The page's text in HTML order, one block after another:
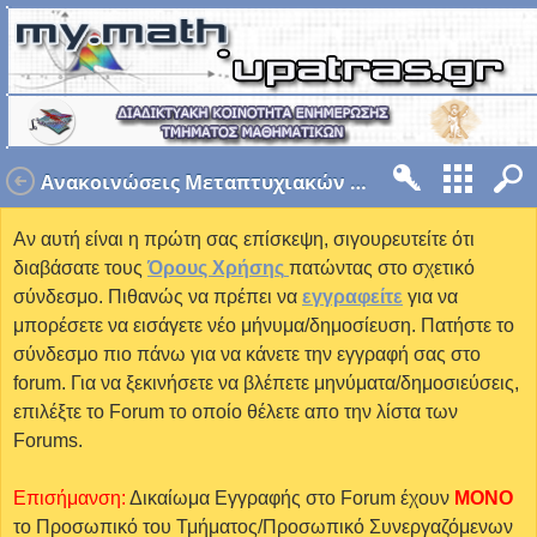
Ανακοινώσεις Μεταπτυχιακών Θεμάτων - ΘΕΜΑ
Αν αυτή είναι η πρώτη σας επίσκεψη, σιγουρευτείτε ότι
διαβάσατε τους Όρους Χρήσης πατώντας στο σχετικό
σύνδεσμο. Πιθανώς να πρέπει να εγγραφείτε για να
μπορέσετε να εισάγετε νέο μήνυμα/δημοσίευση. Πατήστε το
σύνδεσμο πιο πάνω για να κάνετε την εγγραφή σας στο
forum. Για να ξεκινήσετε να βλέπετε μηνύματα/δημοσιεύσεις,
επιλέξτε το Forum το οποίο θέλετε απο την λίστα των
Forums.
Επισήμανση: Δικαίωμα Εγγραφής στο Forum έχουν MONO
το Προσωπικό του Τμήματος/Προσωπικό Συνεργαζόμενων